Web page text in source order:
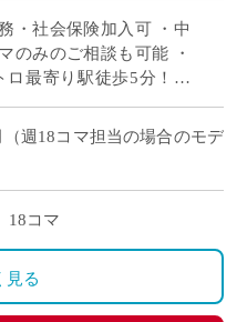
・社会保険加入可 ・中
のみのご相談も可能 ・
ロ最寄り駅徒歩5分！そ
月スタート […]
（週18コマ担当の場合のモデ
で安定収入
18コマ
見る